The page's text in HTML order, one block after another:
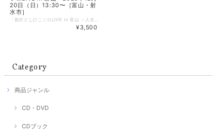
20日（日）13:30〜［富山・射
水市］
¥3,500
Category
商品ジャンル
CD・DVD
CDブック